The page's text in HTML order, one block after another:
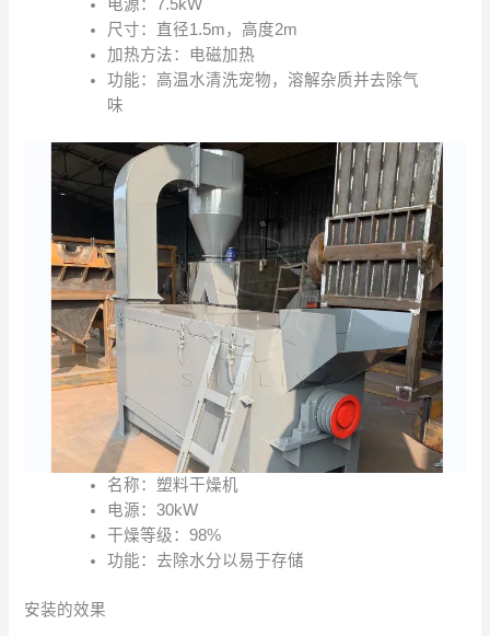
电源：7.5kW
尺寸：直径1.5m，高度2m
加热方法：电磁加热
功能：高温水清洗宠物，溶解杂质并去除气
味
名称：塑料干燥机
电源：30kW
干燥等级：98%
功能：去除水分以易于存储
安装的效果